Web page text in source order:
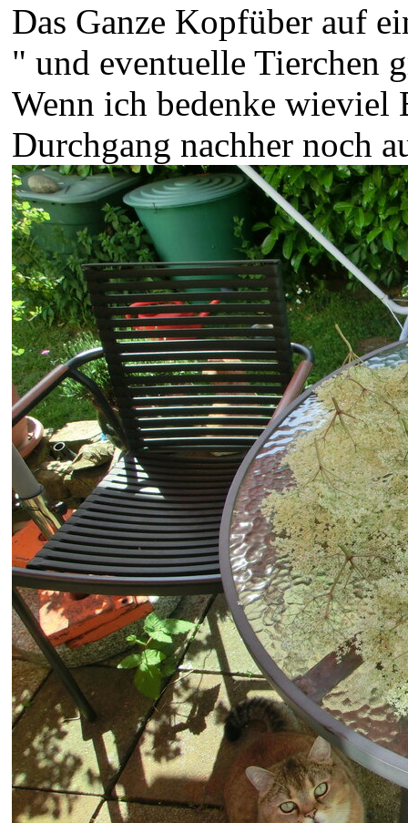
Das Ganze Kopfüber auf
" und eventuelle Tierchen
Wenn ich bedenke wieviel
Durchgang nachher noch